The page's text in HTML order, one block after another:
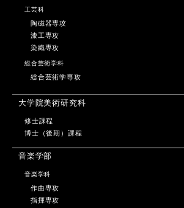
工芸科
陶磁器専攻
漆工専攻
染織専攻
総合芸術学科
総合芸術学専攻
大学院美術研究科
修士課程
博士（後期）課程
音楽学部
音楽学科
作曲専攻
指揮専攻